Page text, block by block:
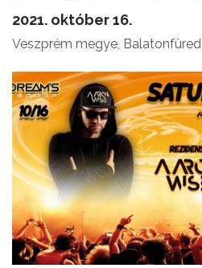
2021. október 16.
Veszprém megye, Balatonfüred